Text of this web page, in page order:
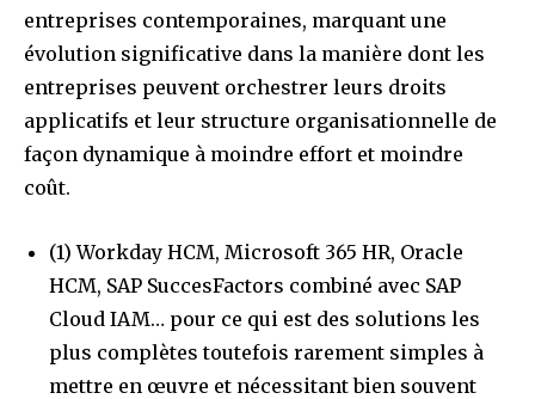
entreprises contemporaines, marquant une
évolution significative dans la manière dont les
entreprises peuvent orchestrer leurs droits
applicatifs et leur structure organisationnelle de
façon dynamique à moindre effort et moindre
coût.
(1) Workday HCM, Microsoft 365 HR, Oracle
HCM, SAP SuccesFactors combiné avec SAP
Cloud IAM… pour ce qui est des solutions les
plus complètes toutefois rarement simples à
mettre en œuvre et nécessitant bien souvent